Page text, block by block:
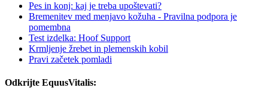
Pes in konj: kaj je treba upoštevati?
Bremenitev med menjavo kožuha - Pravilna podpora je
pomembna
Test izdelka: Hoof Support
Krmljenje žrebet in plemenskih kobil
Pravi začetek pomladi
Odkrijte EquusVitalis: